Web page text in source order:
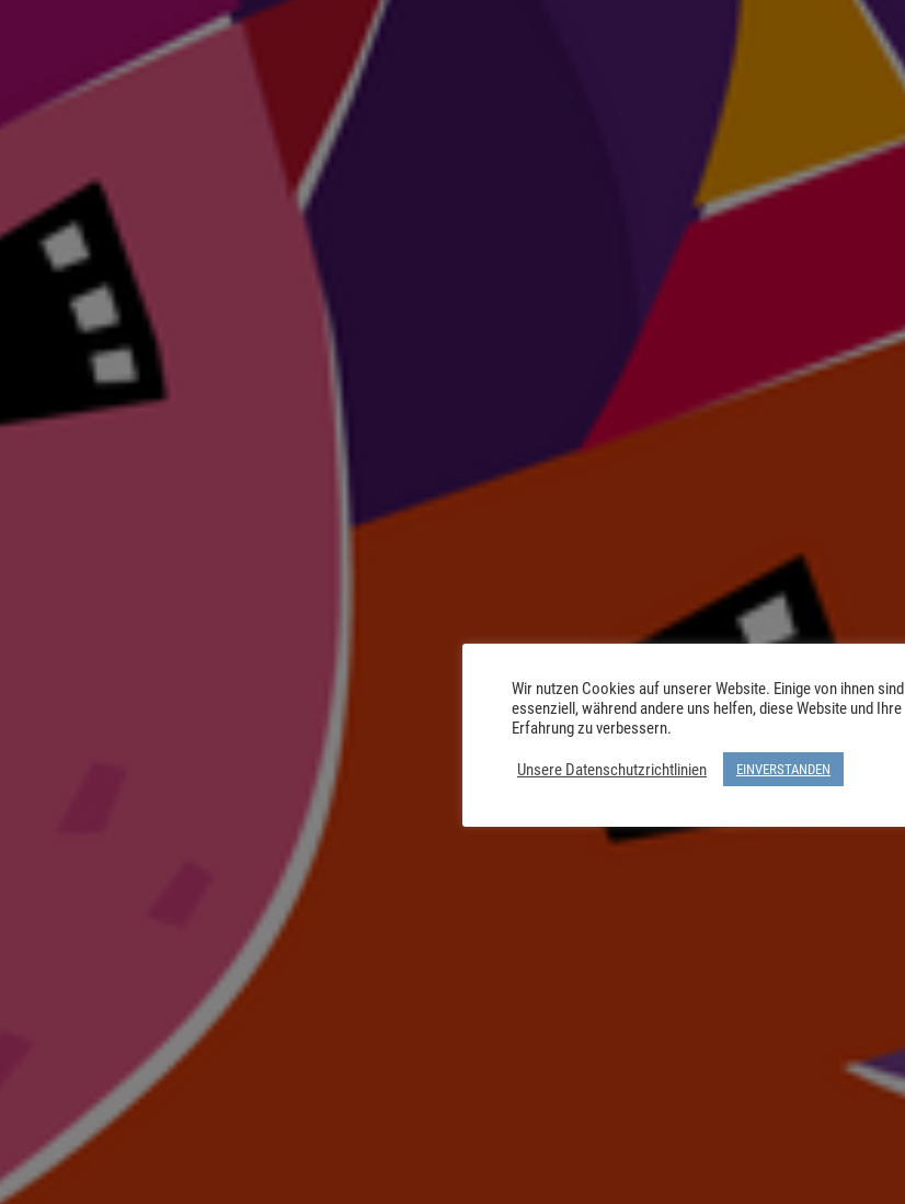
Wir nutzen Cookies auf unserer Website. Einige von ihnen sind
essenziell, während andere uns helfen, diese Website und Ihre
Erfahrung zu verbessern.
Unsere Datenschutzrichtlinien
EINVERSTANDEN